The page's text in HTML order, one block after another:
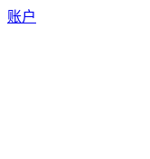
账户